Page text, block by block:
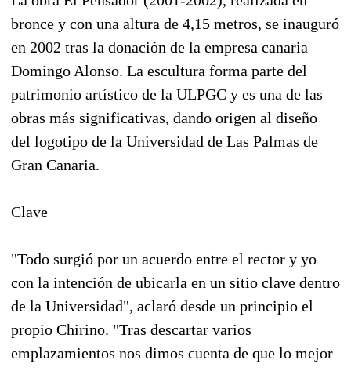
bronce y con una altura de 4,15 metros, se inauguró
en 2002 tras la donación de la empresa canaria
Domingo Alonso. La escultura forma parte del
patrimonio artístico de la ULPGC y es una de las
obras más significativas, dando origen al diseño
del logotipo de la Universidad de Las Palmas de
Gran Canaria.
Clave
"Todo surgió por un acuerdo entre el rector y yo
con la intención de ubicarla en un sitio clave dentro
de la Universidad", aclaró desde un principio el
propio Chirino. "Tras descartar varios
emplazamientos nos dimos cuenta de que lo mejor